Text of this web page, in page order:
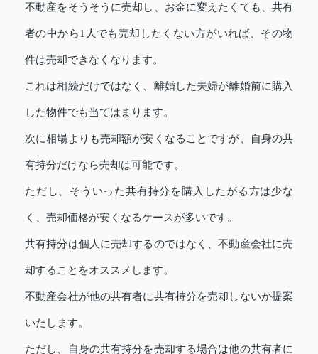
不動産をそうそうに売却し、お金に変えたくても、共有
者の中から1人でも売却したくない方がいれば、その物
件は売却できなくなります。
これは相続だけではなく、離婚した夫婦が離婚前に購入
した物件でも当てはまります。
次に相場よりも売却額が安くなることですが、自身の共
有持分だけなら売却は可能です。
ただし、そういった共有持分を購入したがる方は少な
く、売却価格が安くなるケースが多いです。
共有持分は個人に売却するのではなく、不動産会社に売
却することをオススメします。
不動産会社が他の共有者に共有持分を売却しないか提案
いたします。
ただし、自身の共有持分を売却する場合は他の共有者に